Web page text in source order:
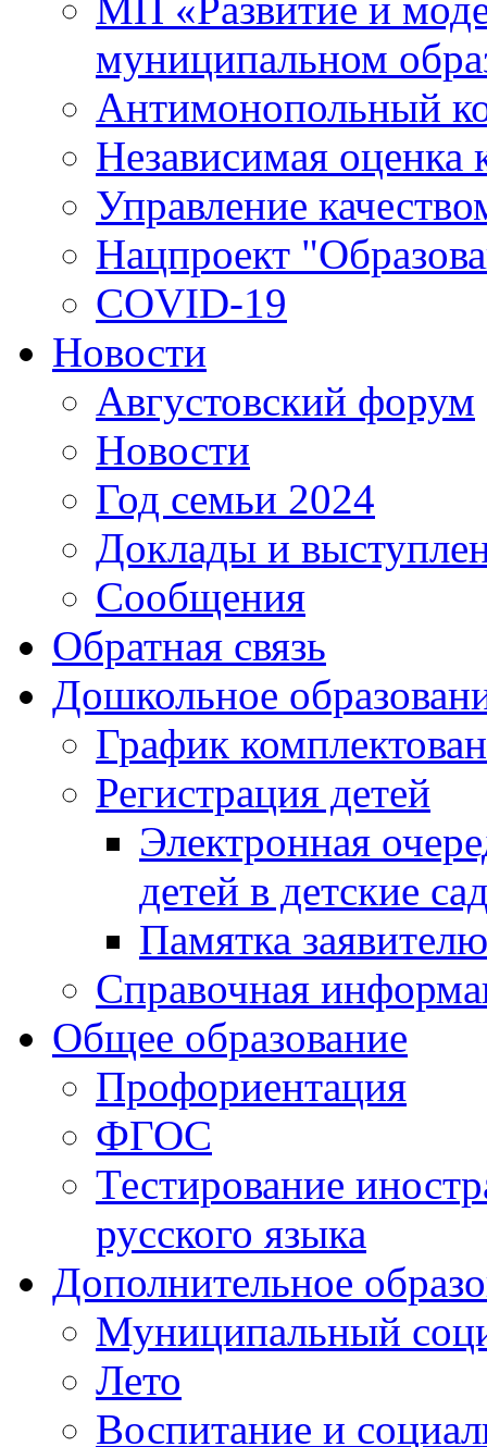
муниципальном
Антимонопольный
Независимая оценка
Управление
Нацпроект
COVID-19
Новости
Августовский форум
Новости
Год семьи 2024
Доклады и
Сообщения
Обратная связь
Дошкольное
График
Регистрация детей
Электронная
детей в детские
Памятка заявителю
Справочная
Общее образование
Профориентация
ФГОС
Тестирование
русского языка
Дополнительное
Муниципальный
Лето
Воспитание и